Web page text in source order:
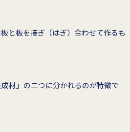
と板を接ぎ（はぎ）合わせて作るも
材」の二つに分かれるのが特徴で